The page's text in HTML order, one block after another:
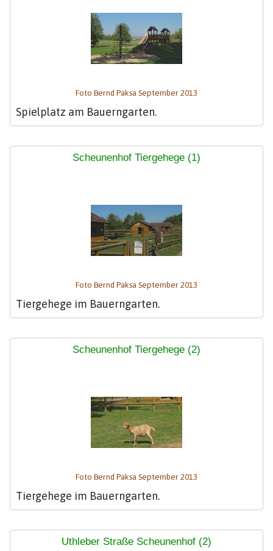
Foto Bernd Paksa September 2013
Spielplatz am Bauerngarten.
Scheunenhof Tiergehege (1)
Foto Bernd Paksa September 2013
Tiergehege im Bauerngarten.
Scheunenhof Tiergehege (2)
Foto Bernd Paksa September 2013
Tiergehege im Bauerngarten.
Uthleber Straße Scheunenhof (2)